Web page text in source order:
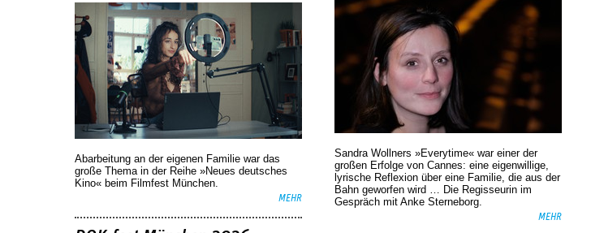
Abarbeitung an der eigenen Familie war das
große Thema in der Reihe »Neues deutsches
Kino« beim Filmfest München.
MEHR
Sandra Wollners »Everytime« war einer der
großen Erfolge von Cannes: eine eigenwillige,
lyrische Reflexion über eine ­Familie, die aus der
Bahn geworfen wird … Die Regisseurin im
Gespräch mit Anke Sterneborg.
MEHR